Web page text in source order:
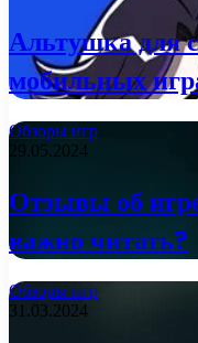
Альтушка для
мобильных
Обзоры игр
29.05.2024
Отзывы об
важно читать?
Обзоры игр
31.03.2024